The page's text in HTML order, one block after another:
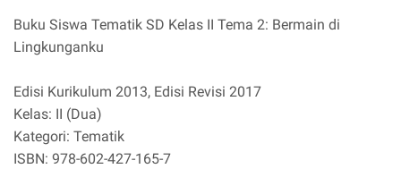
Buku Siswa Tematik SD Kelas II Tema 2: Bermain di
Lingkunganku
Edisi Kurikulum 2013, Edisi Revisi 2017
Kelas: II (Dua)
Kategori: Tematik
ISBN: 978-602-427-165-7